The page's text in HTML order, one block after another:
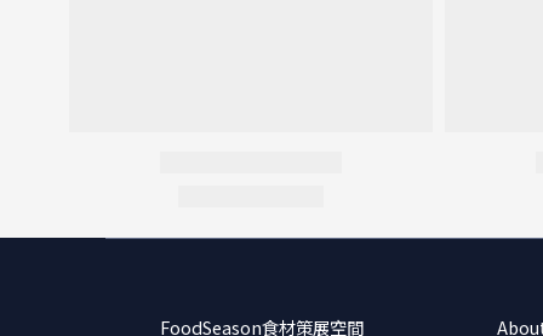
FoodSeason食材策展空間